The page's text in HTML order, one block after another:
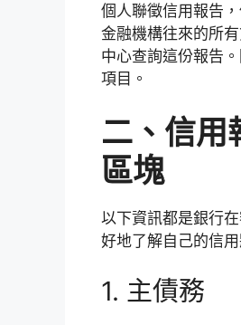
個人聯徵信用報告
金融機構往來的所
中心查詢這份報告
項目。
二、信用
區塊
以下資訊都是銀行
好地了解自己的信
1. 主債務